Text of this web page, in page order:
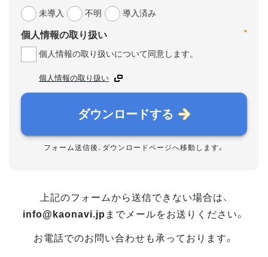
未導入
不明 導入済み
*
個人情報の取り扱い
個人情報の取り扱いについて同意します。
個人情報の取り扱い
ダウンロードする
フォーム送信後、ダウンロードページへ移動します。
上記のフォームから送信できない場合は、
info@kaonavi.jp までメールをお送りください。
お電話でのお問い合わせも承っております。